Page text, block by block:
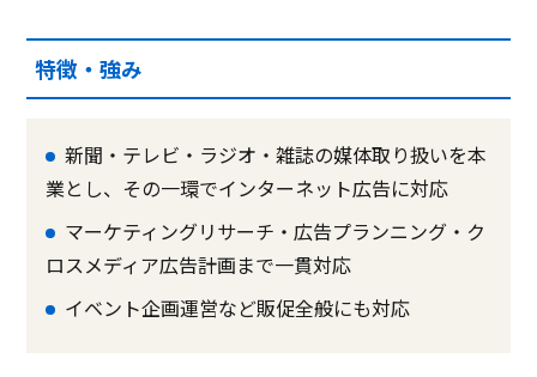
特徴・強み
新聞・テレビ・ラジオ・雑誌の媒体取り扱いを本
業とし、その一環でインターネット広告に対応
マーケティングリサーチ・広告プランニング・ク
ロスメディア広告計画まで一貫対応
イベント企画運営など販促全般にも対応